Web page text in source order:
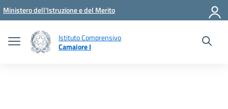
Vai ai contenuti
Vai al menu di navigazione
Vai al footer
Ministero dell'Istruzione e del Merito
Istituto Comprensivo
Camaiore I